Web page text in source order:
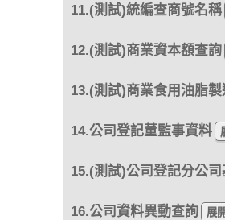
11.(測試)統編查商號名稱
12.(測試)商業資本額查詢
13.(測試)商業食用油脂
14.公司登記董監事資料
15.(測試)公司登記分公
16.公司資料異動查詢